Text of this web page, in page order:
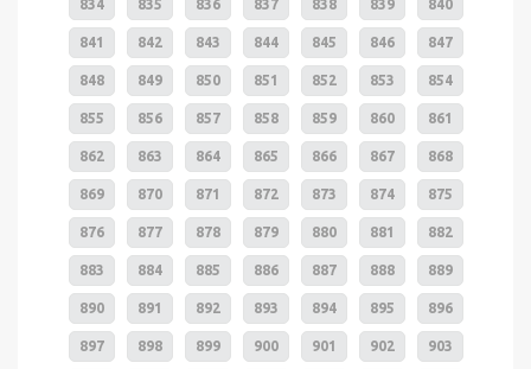
834 835 836 837 838 839 840
841 842 843 844 845 846 847
848 849 850 851 852 853 854
855 856 857 858 859 860 861
862 863 864 865 866 867 868
869 870 871 872 873 874 875
876 877 878 879 880 881 882
883 884 885 886 887 888 889
890 891 892 893 894 895 896
897 898 899 900 901 902 903